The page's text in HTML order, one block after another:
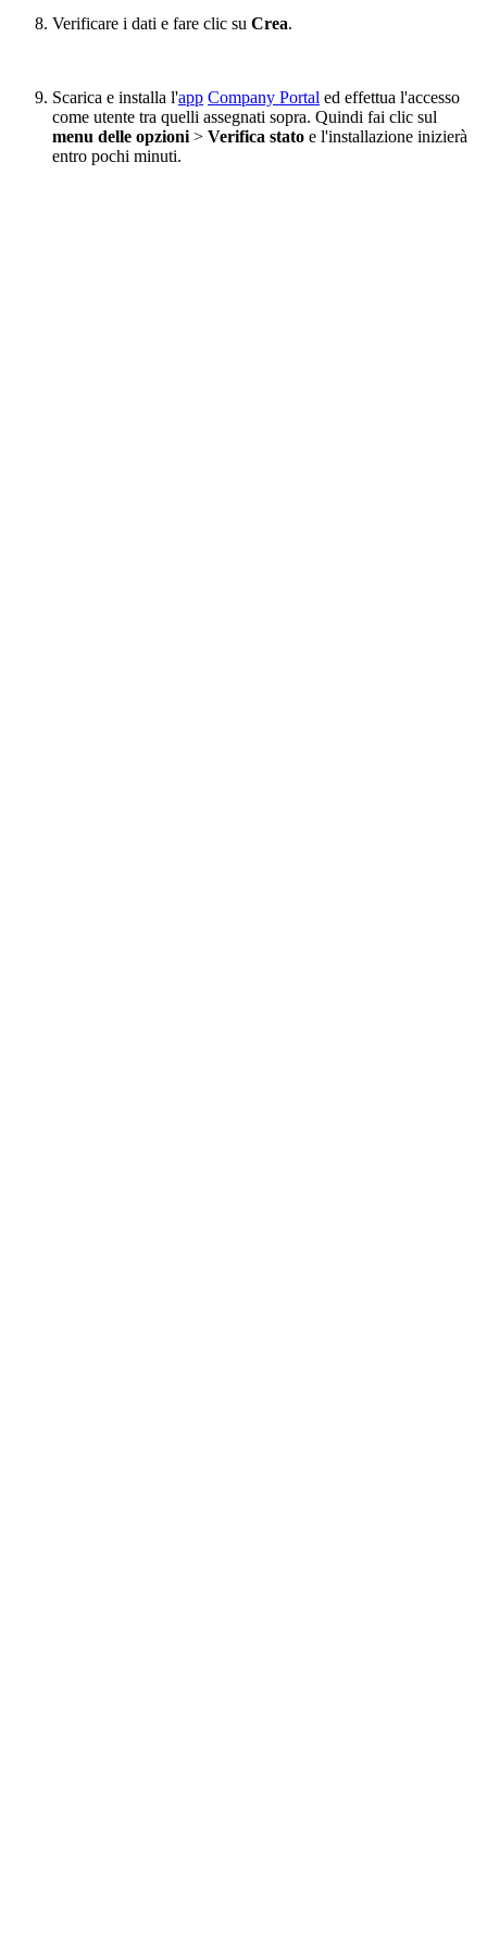
Verificare i dati e fare clic su Crea.
Scarica e installa l'app Company Portal ed effettua l'accesso
come utente tra quelli assegnati sopra. Quindi fai clic sul
menu delle opzioni > Verifica stato e l'installazione inizierà
entro pochi minuti.